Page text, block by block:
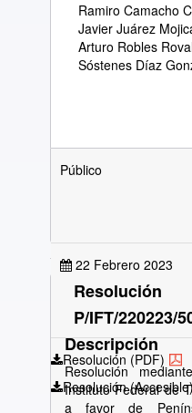
Ramiro Camacho
Javier Juárez
Arturo Robles
Sóstenes Díaz
Público
22 Febrero 2023
Resolución (PDF)
Resolución
Resolución
P/IFT/220223/
Descripción
Resolución
Instituto Federal de
a favor de